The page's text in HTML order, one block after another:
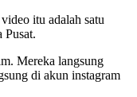
itu adalah satu
Pusat.
Mereka langsung
di akun instagram